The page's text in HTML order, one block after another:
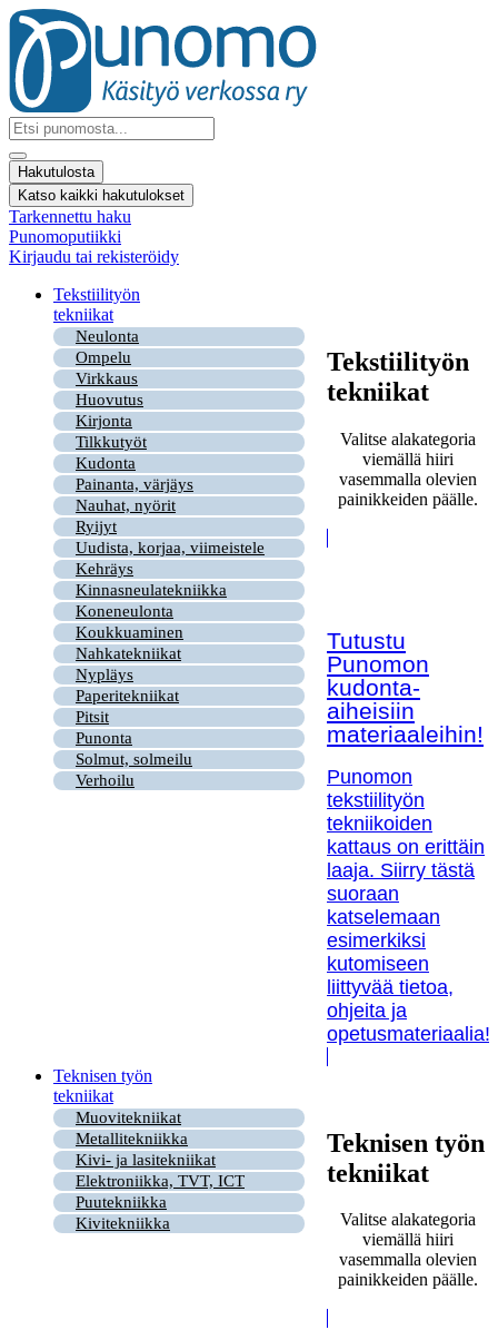
Mene
sisältöön
Search
...
Hakutulosta
Katso kaikki hakutulokset
Tarkennettu haku
Punomoputiikki
Kirjaudu tai rekisteröidy
Tekstiilityön
tekniikat
Neulonta
Ompelu
Virkkaus
Huovutus
Kirjonta
Tilkkutyöt
Kudonta
Painanta, värjäys
Nauhat, nyörit
Ryijyt
Uudista, korjaa, viimeistele
Kehräys
Kinnasneulatekniikka
Koneneulonta
Koukkuaminen
Nahkatekniikat
Nypläys
Paperitekniikat
Pitsit
Punonta
Solmut, solmeilu
Verhoilu
Tekstiilityön
tekniikat
Valitse alakategoria
viemällä hiiri
vasemmalla olevien
painikkeiden päälle.
Tutustu
Punomon
kudonta-
aiheisiin
materiaaleihin!
Punomon
tekstiilityön
tekniikoiden
kattaus on erittäin
laaja. Siirry tästä
suoraan
katselemaan
esimerkiksi
kutomiseen
liittyvää tietoa,
ohjeita ja
opetusmateriaalia!
Teknisen työn
tekniikat
Muovitekniikat
Metallitekniikka
Kivi- ja lasitekniikat
Elektroniikka, TVT, ICT
Puutekniikka
Kivitekniikka
Teknisen työn
tekniikat
Valitse alakategoria
viemällä hiiri
vasemmalla olevien
painikkeiden päälle.